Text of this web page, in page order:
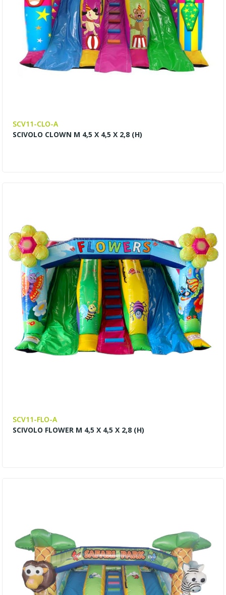
SCV11-CLO-A
SCIVOLO CLOWN M 4,5 X 4,5 X 2,8 (H)
SCV11-FLO-A
SCIVOLO FLOWER M 4,5 X 4,5 X 2,8 (H)